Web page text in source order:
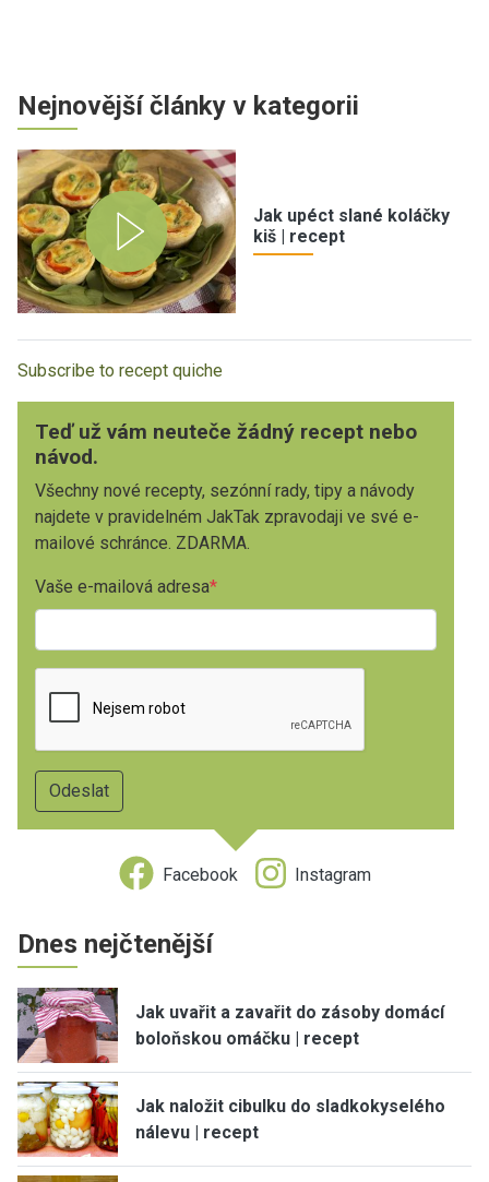
Nejnovější články v kategorii
Jak upéct slané koláčky
kiš | recept
Subscribe to recept quiche
Teď už vám neuteče žádný recept nebo
návod.
Všechny nové recepty, sezónní rady, tipy a návody
najdete v pravidelném JakTak zpravodaji ve své e-
mailové schránce. ZDARMA.
Vaše e-mailová adresa
Facebook Instagram
Dnes nejčtenější
Jak uvařit a zavařit do zásoby domácí
boloňskou omáčku | recept
Jak naložit cibulku do sladkokyselého
nálevu | recept